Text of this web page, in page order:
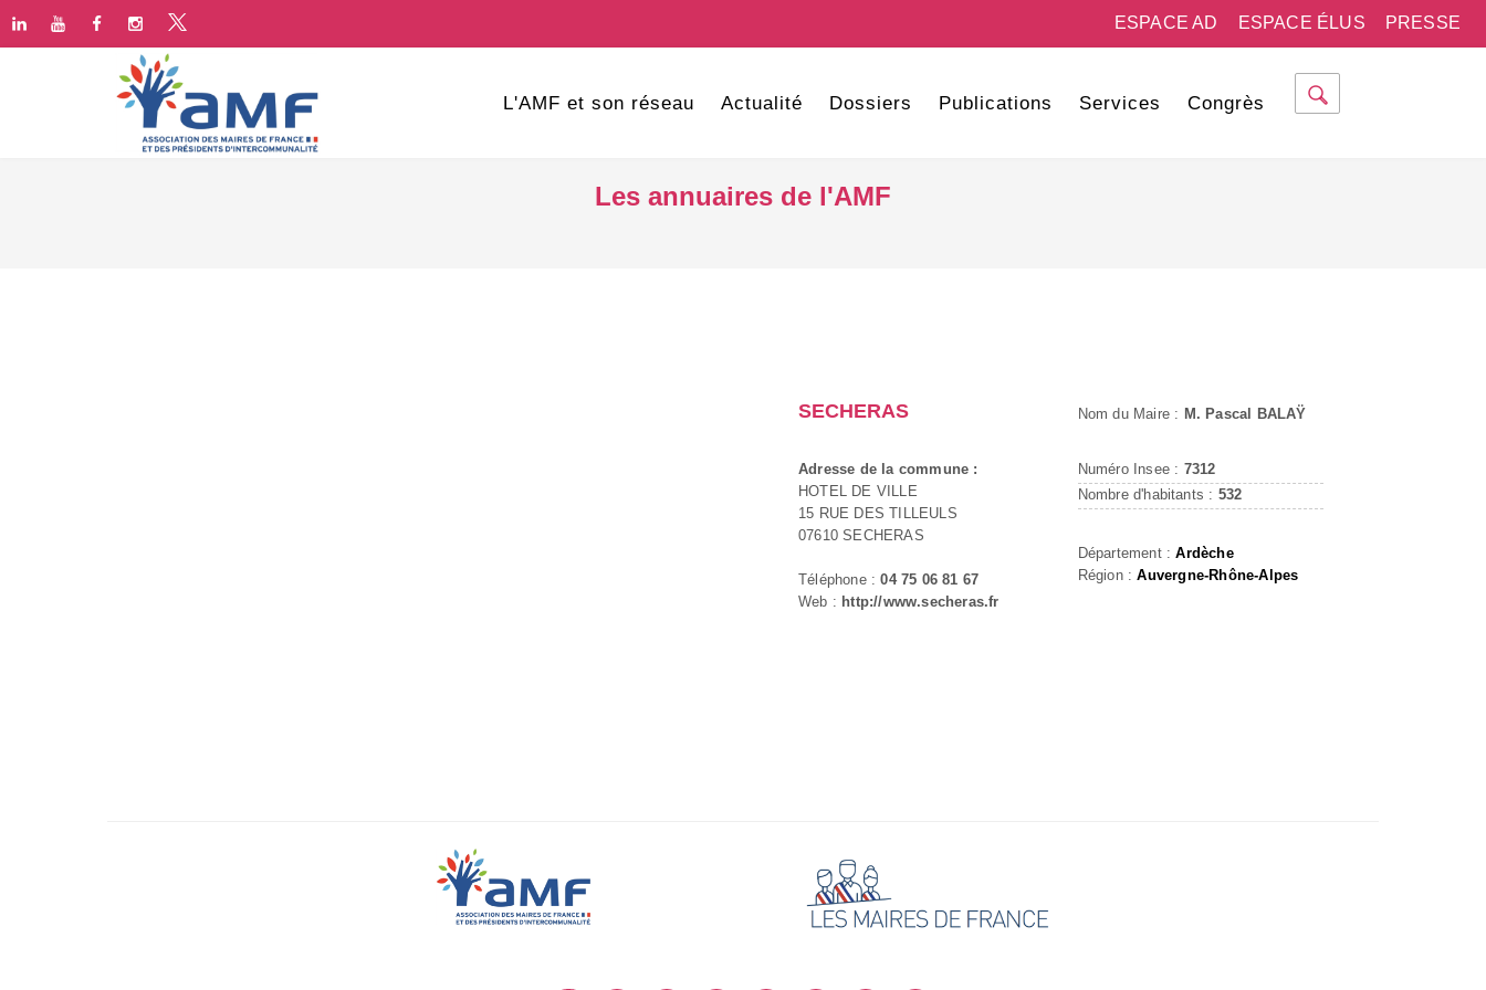
PRESSE
ESPACE ÉLUS
ESPACE AD
L'AMF et son réseau Actualité Dossiers Publications Services Congrès
Les annuaires de l'AMF
SECHERAS
Adresse de la commune :
HOTEL DE VILLE
15 RUE DES TILLEULS
07610 SECHERAS
Téléphone :04 75 06 81 67
Web : http://www.secheras.fr
Nom du Maire : M. Pascal BALAŸ
Numéro Insee : 7312
Nombre d'habitants : 532
Département :Ardèche
Région :Auvergne-Rhône-Alpes